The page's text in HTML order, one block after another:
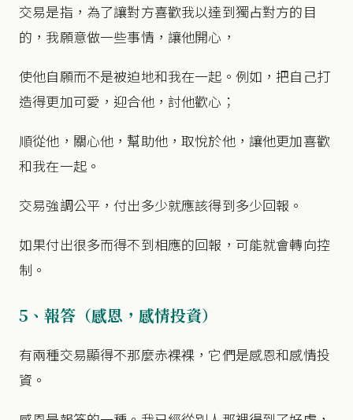
交易是指，為了讓對方喜歡我以達到獨占對方的目
的，我願意做一些事情，讓他開心，
使他自願而不是被迫地和我在一起。例如，把自己打
造得更加可愛，迎合他，討他歡心；
順從他，關心他，幫助他，取悅於他，讓他更加喜歡
和我在一起。
交易強調公平，付出多少就應該得到多少回報。
如果付出很多而得不到相應的回報，可能就會轉向控
制。
5、報答（感恩，感情投資）
有兩種交易顯得不那麼赤裸裸，它們是感恩和感情投
資。